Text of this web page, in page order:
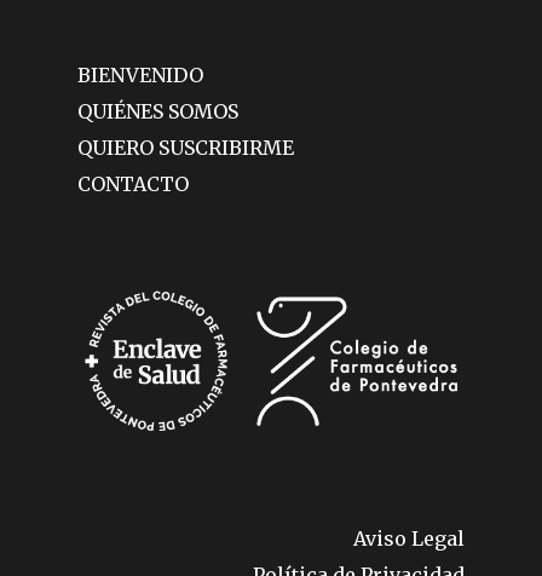
BIENVENIDO
QUIÉNES SOMOS
QUIERO SUSCRIBIRME
CONTACTO
Aviso Legal